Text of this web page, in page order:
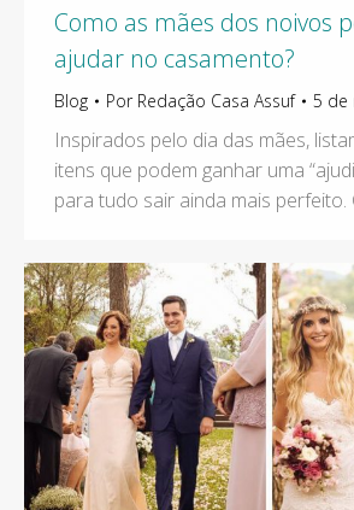
Como as mães dos noivos
ajudar no casamento?
Blog Por Redação Casa Assuf 5 de
Inspirados pelo dia das mães,
itens que podem ganhar uma
para tudo sair ainda mais perfeito.